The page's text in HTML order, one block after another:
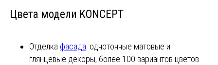
Цвета модели KONCEPT
Отделка фасада: однотонные матовые и
глянцевые декоры, более 100 вариантов цветов